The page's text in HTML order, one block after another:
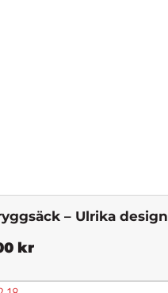
– Ulrika design
kr